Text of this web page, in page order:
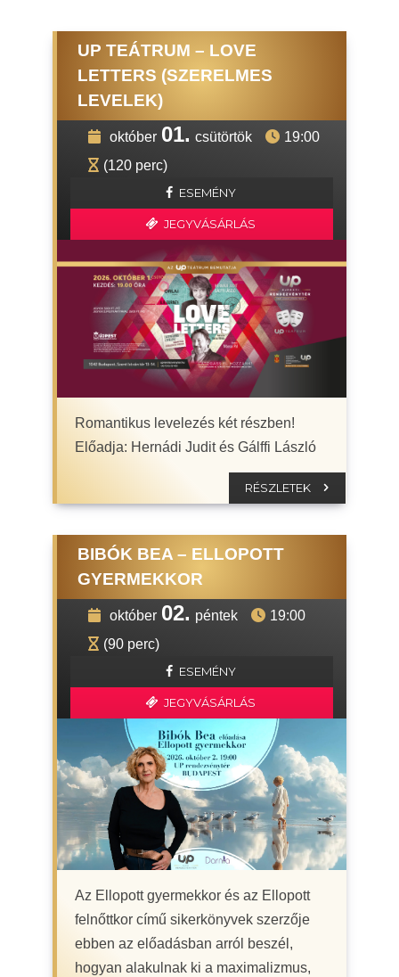
UP TEÁTRUM – LOVE
LETTERS (SZERELMES
LEVELEK)
október 01. csütörtök
19:00
(120 perc)
ESEMÉNY
JEGYVÁSÁRLÁS
Romantikus levelezés két részben!
Előadja: Hernádi Judit és Gálffi László
RÉSZLETEK
BIBÓK BEA – ELLOPOTT
GYERMEKKOR
október 02. péntek
19:00
(90 perc)
ESEMÉNY
JEGYVÁSÁRLÁS
Az Ellopott gyermekkor és az Ellopott
felnőttkor című sikerkönyvek szerzője
ebben az előadásban arról beszél,
hogyan alakulnak ki a maximalizmus,